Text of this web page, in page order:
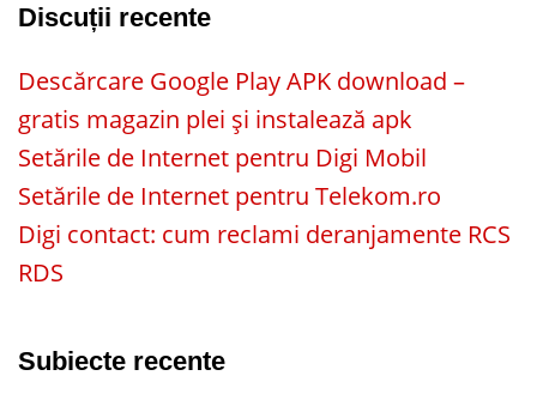
Discuții recente
Descărcare Google Play APK download –
gratis magazin plei și instalează apk
Setările de Internet pentru Digi Mobil
Setările de Internet pentru Telekom.ro
Digi contact: cum reclami deranjamente RCS
RDS
Subiecte recente